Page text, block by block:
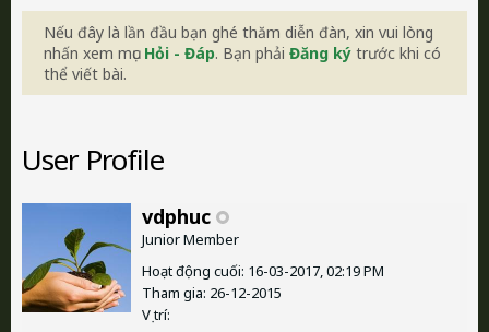
Nếu đây là lần đầu bạn ghé thăm diễn đàn, xin vui lòng
nhấn xem mục Hỏi - Đáp. Bạn phải Đăng ký trước khi có
thể viết bài.
User Profile
vdphuc
Junior Member
Hoạt động cuối: 16-03-2017, 02:19 PM
Tham gia: 26-12-2015
Vị trí: